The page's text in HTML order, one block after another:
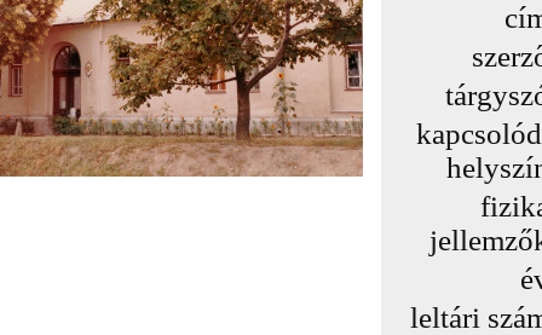
leltári